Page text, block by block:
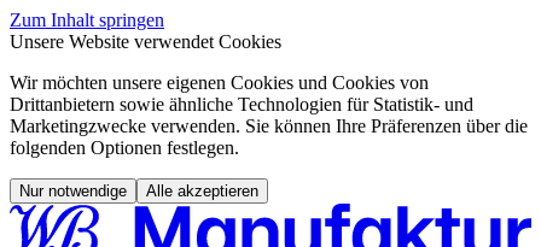
Zum Inhalt springen
Unsere Website verwendet Cookies
Wir möchten unsere eigenen Cookies und Cookies von
Drittanbietern sowie ähnliche Technologien für Statistik- und
Marketingzwecke verwenden. Sie können Ihre Präferenzen über die
folgenden Optionen festlegen.
Nur notwendige Alle akzeptieren